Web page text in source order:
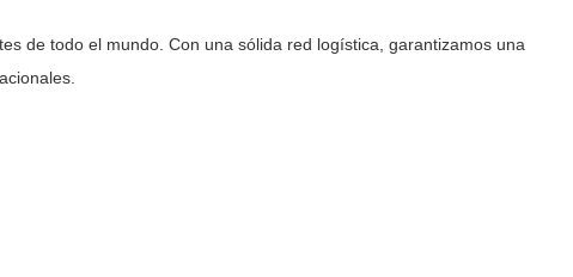
de todo el mundo. Con una sólida red logística, garantizamos una